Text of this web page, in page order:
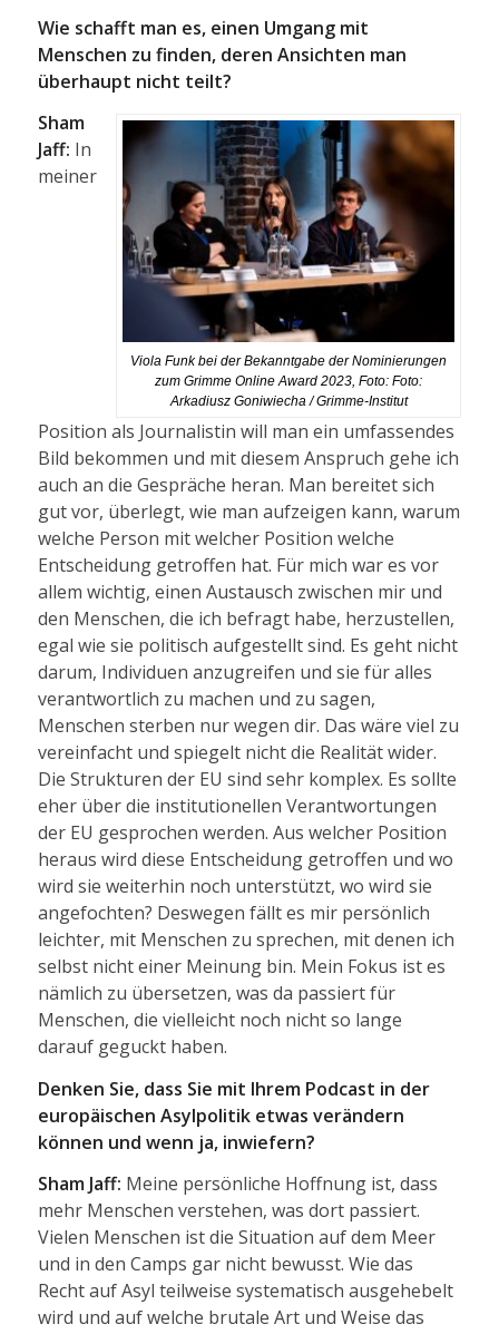
Wie schafft man es, einen Umgang mit
Menschen zu finden, deren Ansichten man
überhaupt nicht teilt?
Viola Funk bei der Bekanntgabe der Nominierungen
zum Grimme Online Award 2023, Foto: Foto:
Arkadiusz Goniwiecha / Grimme-Institut
Sham
Jaff: In
meiner
Position als Journalistin will man ein umfassendes
Bild bekommen und mit diesem Anspruch gehe ich
auch an die Gespräche heran. Man bereitet sich
gut vor, überlegt, wie man aufzeigen kann, warum
welche Person mit welcher Position welche
Entscheidung getroffen hat. Für mich war es vor
allem wichtig, einen Austausch zwischen mir und
den Menschen, die ich befragt habe, herzustellen,
egal wie sie politisch aufgestellt sind. Es geht nicht
darum, Individuen anzugreifen und sie für alles
verantwortlich zu machen und zu sagen,
Menschen sterben nur wegen dir. Das wäre viel zu
vereinfacht und spiegelt nicht die Realität wider.
Die Strukturen der EU sind sehr komplex. Es sollte
eher über die institutionellen Verantwortungen
der EU gesprochen werden. Aus welcher Position
heraus wird diese Entscheidung getroffen und wo
wird sie weiterhin noch unterstützt, wo wird sie
angefochten? Deswegen fällt es mir persönlich
leichter, mit Menschen zu sprechen, mit denen ich
selbst nicht einer Meinung bin. Mein Fokus ist es
nämlich zu übersetzen, was da passiert für
Menschen, die vielleicht noch nicht so lange
darauf geguckt haben.
Denken Sie, dass Sie mit Ihrem Podcast in der
europäischen Asylpolitik etwas verändern
können und wenn ja, inwiefern?
Sham Jaff: Meine persönliche Hoffnung ist, dass
mehr Menschen verstehen, was dort passiert.
Vielen Menschen ist die Situation auf dem Meer
und in den Camps gar nicht bewusst. Wie das
Recht auf Asyl teilweise systematisch ausgehebelt
wird und auf welche brutale Art und Weise das